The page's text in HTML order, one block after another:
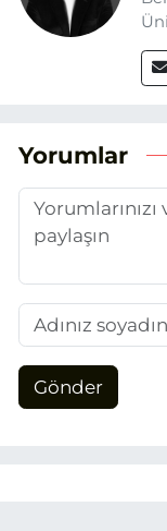
Yorumlar
Gönder